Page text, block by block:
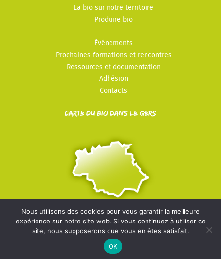
La bio sur notre territoire
Produire bio
Événements
Prochaines formations et rencontres
Ressources et documentation
Adhésion
Contacts
Carte du Bio dans le Gers
© Les Bios du Gers - 2022-2026 - Mentions légales-Politique
de confidentialité
Nous utilisons des cookies pour vous garantir la meilleure
expérience sur notre site web. Si vous continuez à utiliser ce
site, nous supposerons que vous en êtes satisfait.
OK